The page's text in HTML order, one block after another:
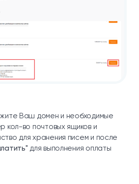
Ваш домен и необходимые
кол-во почтовых ящиков и
для хранения писем и после
для выполнения оплаты